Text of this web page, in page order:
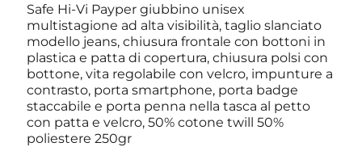
Safe Hi-Vi Payper giubbino unisex
multistagione ad alta visibilità, taglio slanciato
modello jeans, chiusura frontale con bottoni in
plastica e patta di copertura, chiusura polsi con
bottone, vita regolabile con velcro, impunture a
contrasto, porta smartphone, porta badge
staccabile e porta penna nella tasca al petto
con patta e velcro, 50% cotone twill 50%
poliestere 250gr